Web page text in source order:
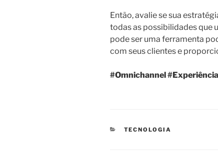
Então, avalie se sua
todas as possibilidades que
pode ser uma ferramenta
com seus clientes e
#Omnichannel
CATEGORIAS
TECNOLOGIA